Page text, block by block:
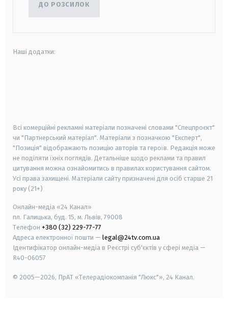
ДО РОЗСИЛОК
Наші додатки:
Всі комерційні рекламні матеріали позначені словами "Спецпроєкт"
чи "Партнерський матеріал". Матеріали з позначкою "Експерт",
"Позиція" відображають позицію авторів та героїв. Редакція може
не поділяти їхніх поглядів. Детальніше щодо реклами та правил
цитування можна ознайомитись в правилах користування сайтом.
Усі права захищені. Матеріали сайту призначені для осіб старше 21
року (21+)
Онлайн-медіа «24 Канал»
пл. Галицька, буд. 15, м. Львів, 79008
Телефон +380 (32) 229-77-77
Адреса електронної пошти — legal@24tv.com.ua
Ідентифікатор онлайн-медіа в Реєстрі суб'єктів у сфері медіа —
R40-06057
© 2005—2026, ПрАТ «Телерадіокомпанія "Люкс"», 24 Канал.